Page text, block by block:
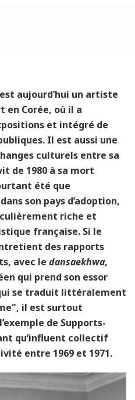
est aujourd’hui un artiste
en Corée, où il a
et intégré de
Il est aussi une
culturels entre sa
de 1980 à sa mort
été que
son pays d’adoption,
riche et
française. Si le
des rapports
avec le dansaekhwa,
qui prend son essor
se traduit littéralement
il est surtout
de Supports-
qu’influent collectif
entre 1969 et 1971.